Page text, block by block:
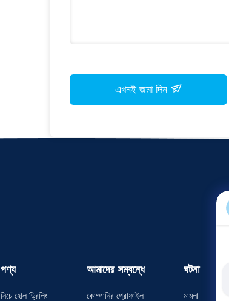
এখনই জমা দিন
পণ্য
নিচে হোল ড্রিলিং
আমাদের সম্বন্ধে
কোম্পানির প্রোফাইল
ঘটনা
মামলা